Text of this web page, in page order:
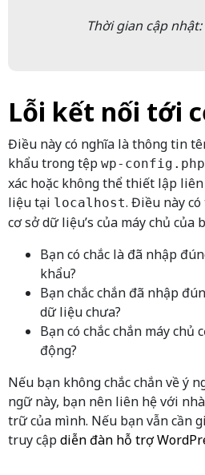
Thời gian cập
Lỗi kết nối tới
Điều này có nghĩa là thông tin
khẩu trong tệp wp-config.php
xác hoặc không thể thiết lập
liệu tại localhost. Điều này
cơ sở dữ liệu’s của máy chủ của
Bạn có chắc là đã nhập
khẩu?
Bạn chắc chắn đã nhập
dữ liệu chưa?
Bạn có chắc chắn máy
động?
Nếu bạn không chắc chắn về ý
ngữ này, bạn nên liên hệ với
trữ của mình. Nếu bạn vẫn cần
truy cậpdiễn đàn hỗ trợ